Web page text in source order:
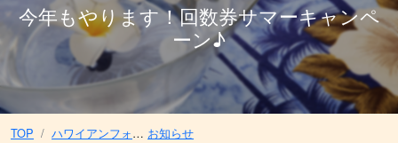
今年もやります！回数券サマーキャンペ
ーン♪
TOP ハワイアンフォレストSpaセンター北店〜ロミロミボディ＆ヘッドスパ〜／センター北駅 徒歩1分
お知らせ